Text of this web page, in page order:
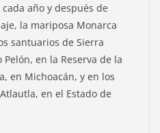
cada año y después de
la mariposa Monarca
santuarios de Sierra
Pelón, en la Reserva de la
en Michoacán, y en los
en el Estado de